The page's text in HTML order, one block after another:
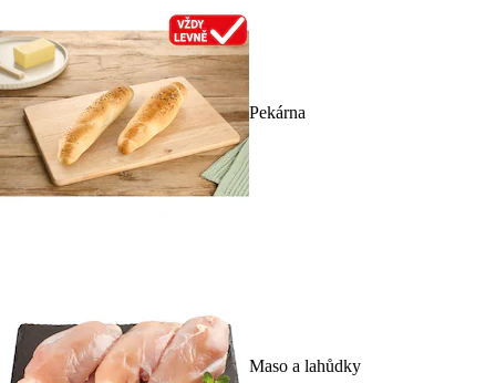
Pekárna
Maso a lahůdky